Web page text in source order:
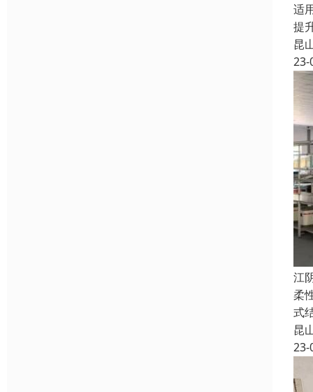
适
提
昆
23-
江
柔
式
昆
23-